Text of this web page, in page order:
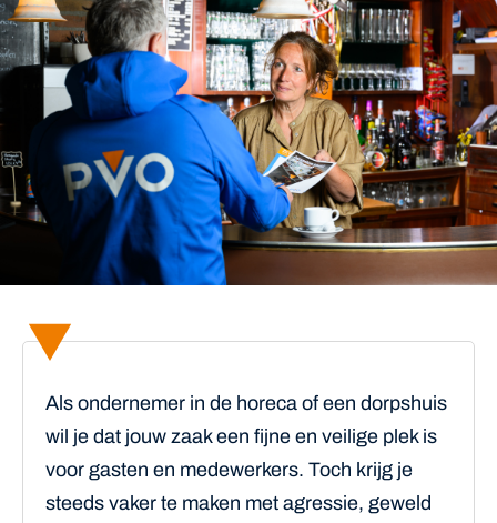
Als ondernemer in de horeca of een dorpshuis
wil je dat jouw zaak een fijne en veilige plek is
voor gasten en medewerkers. Toch krijg je
steeds vaker te maken met agressie, geweld